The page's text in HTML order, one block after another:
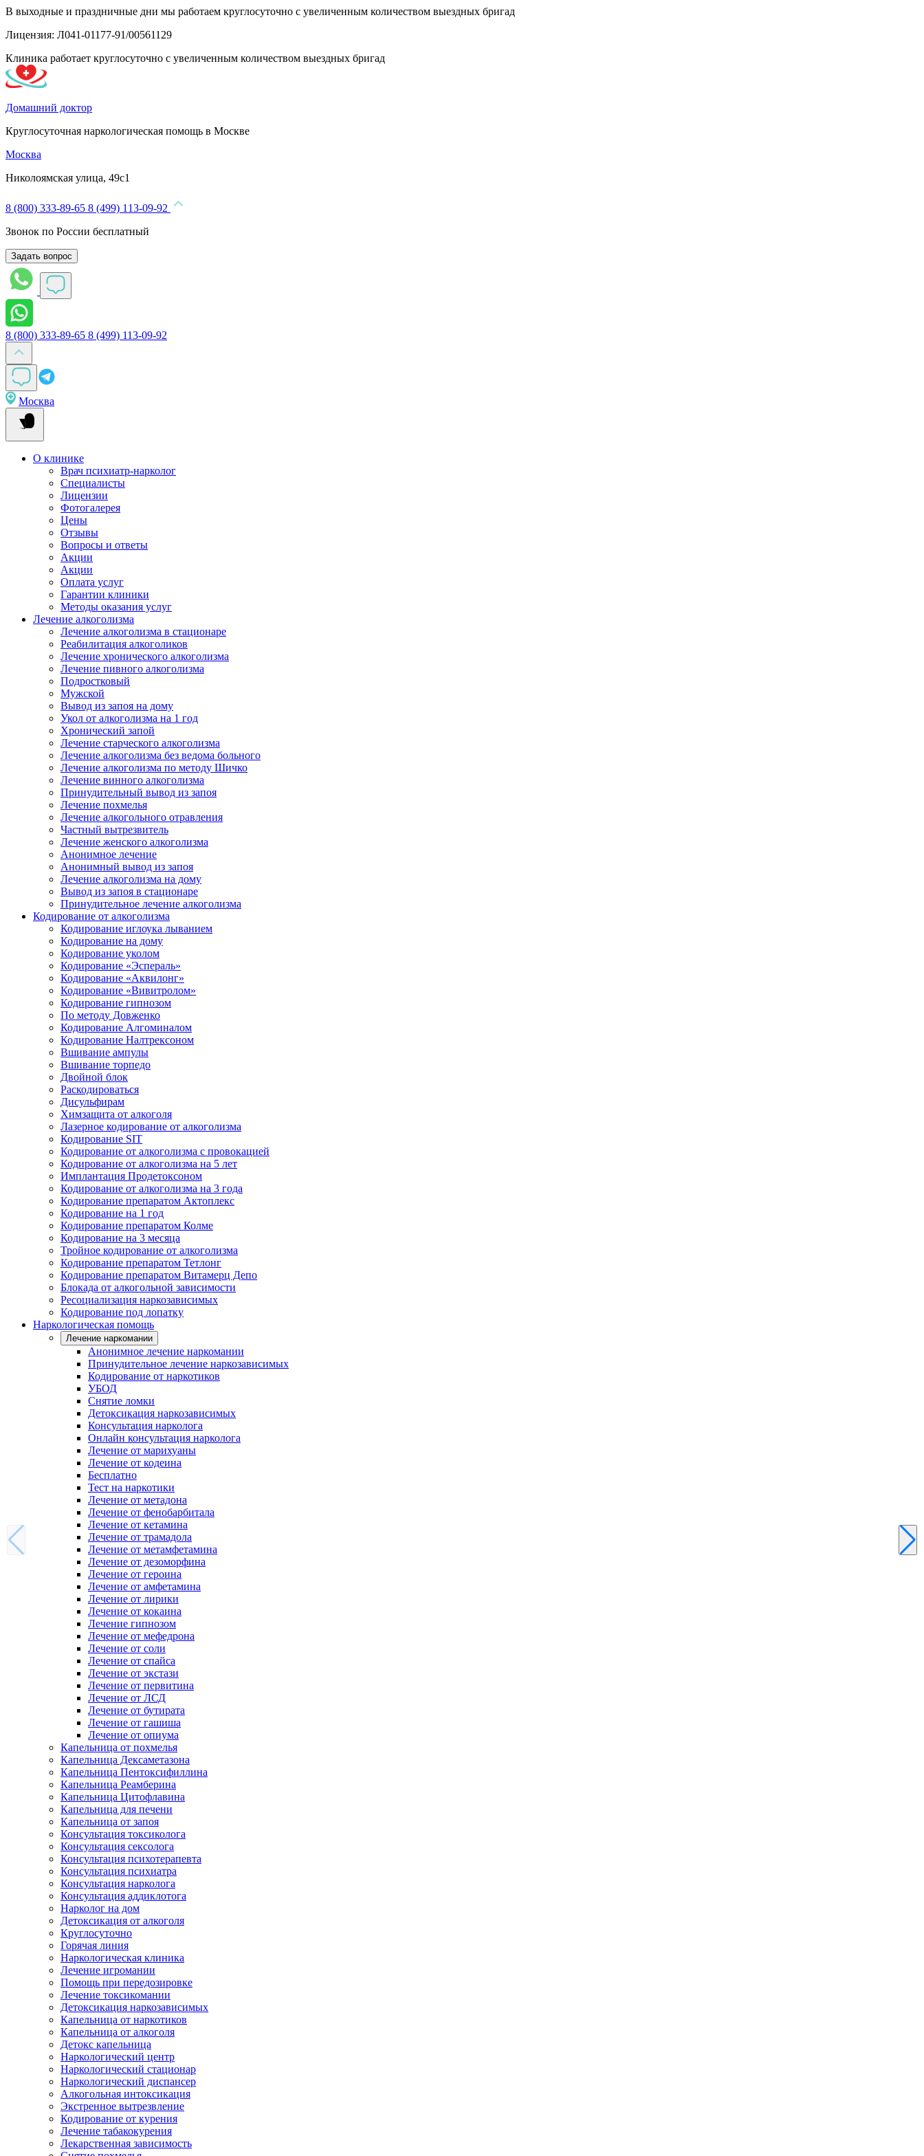
В выходные и праздничные дни мы работаем круглосуточно с увеличенным количеством выездных бригад
Лицензия: Л041-01177-91/00561129
Клиника работает круглосуточно с увеличенным количеством выездных бригад
Домашний доктор
Круглосуточная наркологическая помощь в Москве
Москва
Николоямская улица, 49с1
8 (800) 333-89-65 8 (499) 113-09-92
Звонок по России бесплатный
Задать вопрос
8 (800) 333-89-65 8 (499) 113-09-92
Москва
О клинике
Врач психиатр-нарколог
Специалисты
Лицензии
Фотогалерея
Цены
Отзывы
Вопросы и ответы
Акции
Акции
Оплата услуг
Гарантии клиники
Методы оказания услуг
Лечение алкоголизма
Лечение алкоголизма в стационаре
Реабилитация алкоголиков
Лечение хронического алкоголизма
Лечение пивного алкоголизма
Подростковый
Мужской
Вывод из запоя на дому
Укол от алкоголизма на 1 год
Хронический запой
Лечение старческого алкоголизма
Лечение алкоголизма без ведома больного
Лечение алкоголизма по методу Шичко
Лечение винного алкоголизма
Принудительный вывод из запоя
Лечение похмелья
Лечение алкогольного отравления
Частный вытрезвитель
Лечение женского алкоголизма
Анонимное лечение
Анонимный вывод из запоя
Лечение алкоголизма на дому
Вывод из запоя в стационаре
Принудительное лечение алкоголизма
Кодирование от алкоголизма
Кодирование иглоука лыванием
Кодирование на дому
Кодирование уколом
Кодирование «Эспераль»
Кодирование «Аквилонг»
Кодирование «Вивитролом»
Кодирование гипнозом
По методу Довженко
Кодирование Алгоминалом
Кодирование Налтрексоном
Вшивание ампулы
Вшивание торпедо
Двойной блок
Раскодироваться
Дисульфирам
Химзащита от алкоголя
Лазерное кодирование от алкоголизма
Кодирование SIT
Кодирование от алкоголизма с провокацией
Кодирование от алкоголизма на 5 лет
Имплантация Продетоксоном
Кодирование от алкоголизма на 3 года
Кодирование препаратом Актоплекс
Кодирование на 1 год
Кодирование препаратом Колме
Кодирование на 3 месяца
Тройное кодирование от алкоголизма
Кодирование препаратом Тетлонг
Кодирование препаратом Витамерц Депо
Блокада от алкогольной зависимости
Ресоциализация наркозависимых
Кодирование под лопатку
Наркологическая помощь
Лечение наркомании
Анонимное лечение наркомании
Принудительное лечение наркозависимых
Кодирование от наркотиков
УБОД
Снятие ломки
Детоксикация наркозависимых
Консультация нарколога
Онлайн консультация нарколога
Лечение от марихуаны
Лечение от кодеина
Бесплатно
Тест на наркотики
Лечение от метадона
Лечение от фенобарбитала
Лечение от кетамина
Лечение от трамадола
Лечение от метамфетамина
Лечение от дезоморфина
Лечение от героина
Лечение от амфетамина
Лечение от лирики
Лечение от кокаина
Лечение гипнозом
Лечение от мефедрона
Лечение от соли
Лечение от спайса
Лечение от экстази
Лечение от первитина
Лечение от ЛСД
Лечение от бутирата
Лечение от гашиша
Лечение от опиума
Капельница от похмелья
Капельница Дексаметазона
Капельница Пентоксифиллина
Капельница Реамберина
Капельница Цитофлавина
Капельница для печени
Капельница от запоя
Консультация токсиколога
Консультация сексолога
Консультация психотерапевта
Консультация психиатра
Консультация нарколога
Консультация аддиклотога
Нарколог на дом
Детоксикация от алкоголя
Круглосуточно
Горячая линия
Наркологическая клиника
Лечение игромании
Помощь при передозировке
Лечение токсикомании
Детоксикация наркозависимых
Капельница от наркотиков
Капельница от алкоголя
Детокс капельница
Наркологический центр
Наркологический стационар
Наркологический диспансер
Алкогольная интоксикация
Экстренное вытрезвление
Кодирование от курения
Лечение табакокурения
Лекарственная зависимость